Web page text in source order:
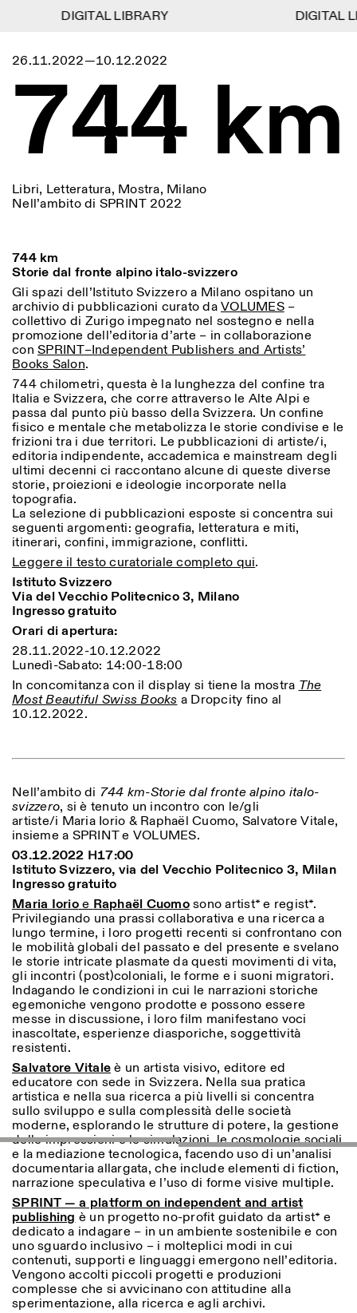
Menu
Lingua
Calendario
Istituto Svizzero
Ricerca
Archivio
Blog
Jobs
Altre Attività
NEWSLETTER
Registrati alla nostra newsletter per ricevere
informazioni sui nostri eventi
Facebook Instagram Linkedin Vimeo
Privacy Policy
Information
ISTITUTO SVIZZERO
ROMA
Via Ludovisi 48
00187 Roma
+39 06 420 421
roma@istitutosvizzero.it
Trasporto pubblico:
l’Istituto Svizzero si trova
vicino alla metro A fermata
ORARI PORTINERIA:
LUN-VEN
09:00–13:30, 14:30–18:00
ORARI MOSTRE:
Atlas Studios
Mercoledì/Venerdì: 14:30-
18:30
Giovedì: 14:30-20:00
18:30
VISITE GUIDATE:
Solo su prenotazione
(italiano, inglese)
Tariffa: 10€ per persona
Per prenotazioni:
visite@istitutosvizzero.it
Ingresso non consentito
agli animali
MILANO
Via Vecchio Politecnico 3
20121 Milano
+39 02 76 01 61 18
milano@istitutosvizzero.it
ORARI MOSTRE:
I’ll miss you when I scroll
away:
17:00
Giovedì: 11:00-20:00
Sabato: 14:00-18:00
Domenica chiuso
Designed by Dallas
Filtri
Area di appartenenza
Arte
Residenze Scienze
Roma
Tutte
Antropologia
Architettura
Arte
Astrofisica
Book launch
Altre opzioni...
Durata (giorni)
1
365
> 1
26.11.2022—10.12.2022
744 km
Libri, Letteratura, Mostra, Milano
Nell’ambito di SPRINT 2022
744 km
Storie dal fronte alpino italo-svizzero
Gli spazi dell’Istituto Svizzero a Milano ospitano un
archivio di pubblicazioni curato daVOLUMES–
collettivo di Zurigo impegnato nel sostegno e nella
promozione dell’editoria d’arte – in collaborazione
con SPRINT–Independent Publishers and Artists’
Books Salon.
744 chilometri, questa è la lunghezza del confine tra
Italia e Svizzera, che corre attraverso le Alte Alpi e
passa dal punto più basso della Svizzera. Un confine
fisico e mentale che metabolizza le storie condivise e le
frizioni tra i due territori. Le pubblicazioni di artiste/i,
editoria indipendente, accademica e mainstream degli
ultimi decenni ci raccontano alcune di queste diverse
storie, proiezioni e ideologie incorporate nella
topografia.
La selezione di pubblicazioni esposte si concentra sui
seguenti argomenti: geografia, letteratura e miti,
itinerari, confini, immigrazione, conflitti.
Leggere il testo curatoriale completo qui.
Istituto Svizzero
Via del Vecchio Politecnico 3, Milano
Ingresso gratuito
Orari di apertura:
28.11.2022-10.12.2022
Lunedì-Sabato: 14:00-18:00
In concomitanza con il display si tiene la mostra The
Most Beautiful Swiss Books a Dropcity fino al
10.12.2022.
Nell’ambito di 744 km-Storie dal fronte alpino italo-
svizzero, si è tenuto un incontro con le/gli
artiste/i Maria Iorio & Raphaël Cuomo, Salvatore Vitale,
insieme a SPRINT e VOLUMES.
03.12.2022 H17:00
Istituto Svizzero, via del Vecchio Politecnico 3, Milan
Ingresso gratuito
Maria Iorioe Raphaël Cuomosono artist* e regist*.
Privilegiando una prassi collaborativa e una ricerca a
lungo termine, i loro progetti recenti si confrontano con
le mobilità globali del passato e del presente e svelano
le storie intricate plasmate da questi movimenti di vita,
gli incontri (post)coloniali, le forme e i suoni migratori.
Indagando le condizioni in cui le narrazioni storiche
egemoniche vengono prodotte e possono essere
messe in discussione, i loro film manifestano voci
inascoltate, esperienze diasporiche, soggettività
resistenti.
Salvatore Vitaleè un artista visivo, editore ed
educatore con sede in Svizzera. Nella sua pratica
artistica e nella sua ricerca a più livelli si concentra
sullo sviluppo e sulla complessità delle società
moderne, esplorando le strutture di potere, la gestione
delle impressioni e le simulazioni, le cosmologie sociali
e la mediazione tecnologica, facendo uso di un’analisi
documentaria allargata, che include elementi di fiction,
narrazione speculativa e l’uso di forme visive multiple.
SPRINT — a platform on independent and artist
publishing è un progetto no-profit guidato da artist* e
dedicato a indagare – in un ambiente sostenibile e con
uno sguardo inclusivo – i molteplici modi in cui
contenuti, supporti e linguaggi emergono nell’editoria.
Vengono accolti piccoli progetti e produzioni
complesse che si avvicinano con attitudine alla
sperimentazione, alla ricerca e agli archivi.
DIGITAL LIBRARY DIGITAL
DIGITAL LIBRARY DIGITAL